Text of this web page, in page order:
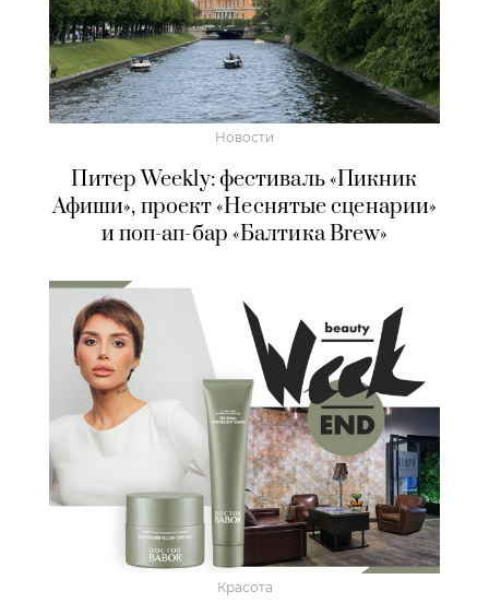
Новости
Питер Weekly: фестиваль «Пикник
Афиши», проект «Неснятые сценарии»
и поп-ап-бар «Балтика Brew»
Красота